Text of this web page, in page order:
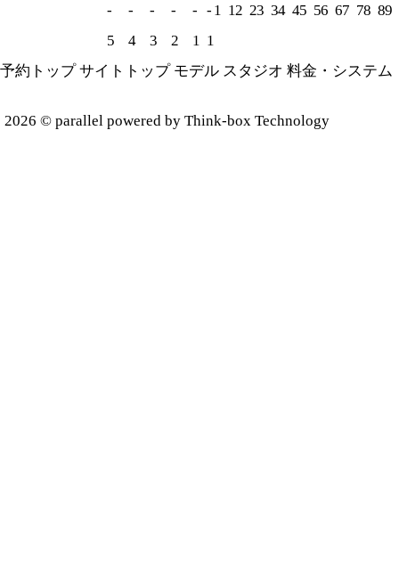
-
5
-
4
-
3
-
2
-
1
1 2 3 4 5 6 7 8 9
-
1
1 2 3 4 5 6 7 8
予約トップ サイトトップ モデル スタジオ 料金・システム
2026 © parallel powered by Think-box Technology